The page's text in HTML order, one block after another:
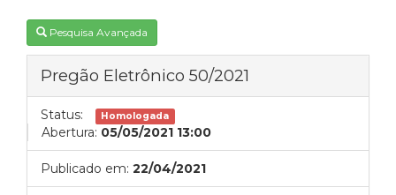
Pesquisa Avançada
Pregão Eletrônico 50/2021
Status: Homologada
Abertura: 05/05/2021 13:00
Publicado em: 22/04/2021